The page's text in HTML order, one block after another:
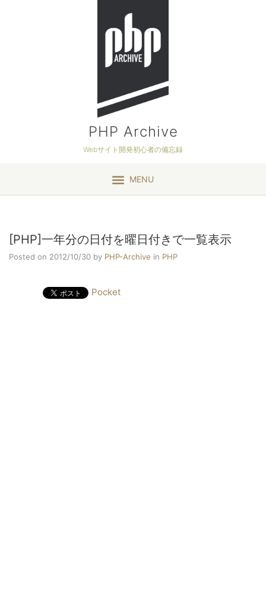
PHP Archive
Webサイト開発初心者の備忘録
MENU
[PHP]一年分の日付を曜日付きで一覧表示
Posted on 2012/10/30 by PHP-Archive in PHP
Pocket